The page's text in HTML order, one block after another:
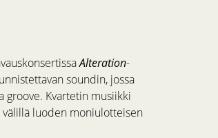
Alteration-
soundin, jossa
groove. Kvartetin musiikki
luoden moniulotteisen